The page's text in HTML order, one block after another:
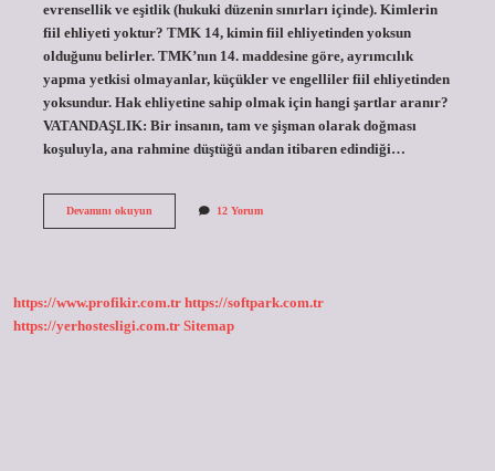
evrensellik ve eşitlik (hukuki düzenin sınırları içinde). Kimlerin
fiil ehliyeti yoktur? TMK 14, kimin fiil ehliyetinden yoksun
olduğunu belirler. TMK’nın 14. maddesine göre, ayrımcılık
yapma yetkisi olmayanlar, küçükler ve engelliler fiil ehliyetinden
yoksundur. Hak ehliyetine sahip olmak için hangi şartlar aranır?
VATANDAŞLIK: Bir insanın, tam ve şişman olarak doğması
koşuluyla, ana rahmine düştüğü andan itibaren edindiği…
Devamını okuyunKimlerin
12 Yorum
https://www.profikir.com.tr https://softpark.com.tr
https://yerhostesligi.com.tr Sitemap